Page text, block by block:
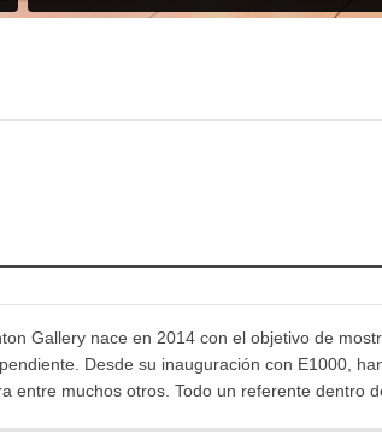
Gallery nace en 2014 con el objetivo de
Desde su inauguración con E1000,
entre muchos otros. Todo un referente dentro